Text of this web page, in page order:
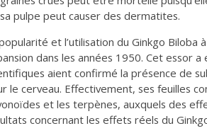
pulpe peut causer des dermatites.
et l’utilisation du Ginkgo Biloba
dans les années 1950. Cet essor
aient confirmé la présence de
le cerveau. Effectivement, ses feuilles
et les terpènes, auxquels des
concernant les effets réels du